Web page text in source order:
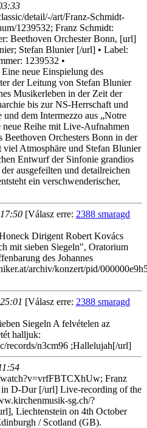
detail/-/art/Franz-Schmidt-
1239532; Franz Schmidt:
Beethoven Orchester Bonn, [url]
Stefan Blunier [/url] • Label:
1239532 •
neue Einspielung des
der Leitung von Stefan Blunier
Musikerleben in der Zeit der
bis zur NS-Herrschaft und
dem Intermezzo aus „Notre
Reihe mit Live-Aufnahmen
Orchesters Bonn in der
Atmosphäre und Stefan Blunier
Entwurf der Sinfonie grandios
ausgefeilten und detailreichen
ein verschwenderischer,
[Válasz erre: 2388 smaragd
Dirigent Robert Kovács
mit sieben Siegeln", Oratorium
des Johannes
archiv/konzert/pid/
[Válasz erre: 2388 smaragd
Siegeln A felvételen az
halljuk:
records/n3cm96 ;Hallelujah[/url]
Franz
in D-Dur [/url] Live-recording of the
sg.ch/?
Liechtenstein on 4th October
/ Scotland (GB).